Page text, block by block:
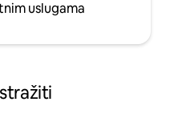
uslugama